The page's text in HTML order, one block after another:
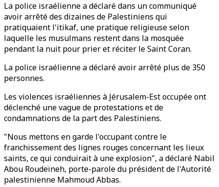
La police israélienne a déclaré dans un communiqué
avoir arrêté des dizaines de Palestiniens qui
pratiquaient l'itikaf, une pratique religieuse selon
laquelle les musulmans restent dans la mosquée
pendant la nuit pour prier et réciter le Saint Coran.
La police israélienne a déclaré avoir arrêté plus de 350
personnes.
Les violences israéliennes à Jérusalem-Est occupée ont
déclenché une vague de protestations et de
condamnations de la part des Palestiniens.
"Nous mettons en garde l'occupant contre le
franchissement des lignes rouges concernant les lieux
saints, ce qui conduirait à une explosion", a déclaré Nabil
Abou Roudeïneh, porte-parole du président de l'Autorité
palestinienne Mahmoud Abbas.